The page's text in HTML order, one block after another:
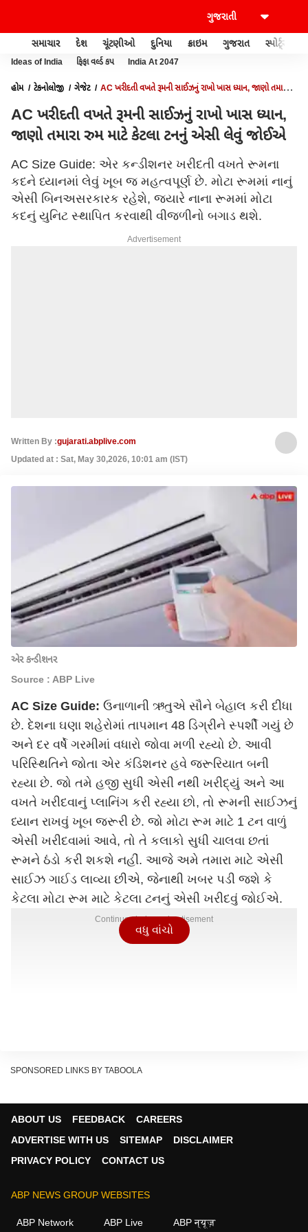
સમાચાર દેશ ચૂંટણીઓ દુનિયા ક્રાઇમ ગુજરાત સ્પોર્ટ્સ
Ideas of India ફિફા વર્લ્ડ કપ India At 2047
હોમ ટેકનોલોજી ગેજેટ
AC ખરીદતી વખતે રૂમની સાઈઝનું રાખો ખાસ ધ્યાન, જાણો તમારા
AC ખરીદતી વખતે રૂમની સાઈઝનું રાખો ખાસ ધ્યાન,
જાણો તમારા રુમ માટે કેટલા ટનનું એસી લેવું જોઈએ
AC Size Guide: એર કન્ડીશનર ખરીદતી વખતે રૂમના
કદને ધ્યાનમાં લેવું ખૂબ જ મહત્વપૂર્ણ છે. મોટા રૂમમાં નાનું
એસી બિનઅસરકારક રહેશે, જ્યારે નાના રૂમમાં મોટા
કદનું યુનિટ સ્થાપિત કરવાથી વીજળીનો બગાડ થશે.
Advertisement
Written By :gujarati.abplive.com
Updated at : Sat, May 30,2026, 10:01 am (IST)
એર કન્ડીશનર
Source : ABP Live
AC Size Guide: ઉનાળાની ઋતુએ સૌને બેહાલ કરી દીધા
છે. દેશના ઘણા શહેરોમાં તાપમાન 48 ડિગ્રીને સ્પર્શી ગયું છે
અને દર વર્ષે ગરમીમાં વધારો જોવા મળી રહ્યો છે. આવી
પરિસ્થિતિને જોતા એર કંડિશનર હવે જરૂરિયાત બની
રહ્યા છે. જો તમે હજી સુધી એસી નથી ખરીદ્યું અને આ
વખતે ખરીદવાનું પ્લાનિંગ કરી રહ્યા છો, તો રૂમની સાઈઝનું
ધ્યાન રાખવું ખૂબ જરૂરી છે. જો મોટા રૂમ માટે 1 ટન વાળું
એસી ખરીદવામાં આવે, તો તે કલાકો સુધી ચાલવા છતાં
રૂમને ઠંડો કરી શકશે નહીં. આજે અમે તમારા માટે એસી
સાઈઝ ગાઈડ લાવ્યા છીએ, જેનાથી ખબર પડી જશે કે
કેટલા મોટા રૂમ માટે કેટલા ટનનું એસી ખરીદવું જોઈએ.
Continues below advertisement
વધુ વાંચો
SPONSORED LINKS BY TABOOLA
ABOUT US FEEDBACK
CAREERS
ADVERTISE WITH US
SITEMAP
DISCLAIMER
PRIVACY POLICY
CONTACT US
ABP NEWS GROUP WEBSITES
ABP Network ABP Live ABP न्यूज़